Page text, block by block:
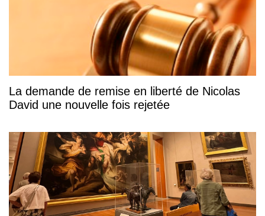
La demande de remise en liberté de Nicolas
David une nouvelle fois rejetée